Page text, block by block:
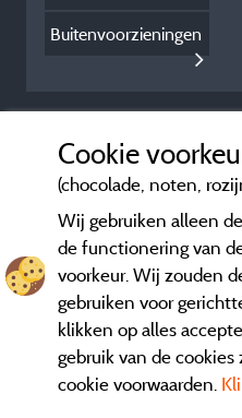
Buitenvoorzieningen
Cookie
(chocolade, noten,
Wij gebruiken alleen
de functionering van
voorkeur. Wij zouden
gebruiken voor
klikken op alles
gebruik van de
cookie voorwaarden.